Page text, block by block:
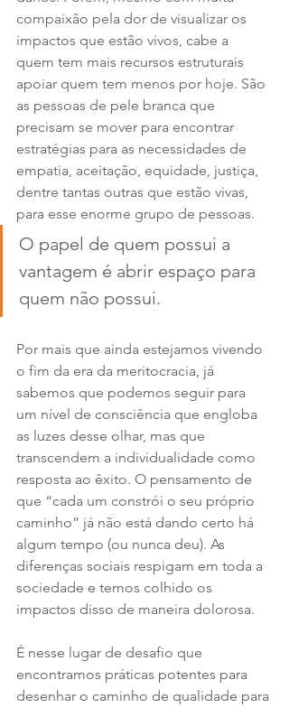
compaixão pela dor de visualizar os
impactos que estão vivos, cabe a
quem tem mais recursos estruturais
apoiar quem tem menos por hoje. São
as pessoas de pele branca que
precisam se mover para encontrar
estratégias para as necessidades de
empatia, aceitação, equidade, justiça,
dentre tantas outras que estão vivas,
para esse enorme grupo de pessoas.
O papel de quem possui a
vantagem é abrir espaço para
quem não possui.
Por mais que ainda estejamos vivendo
o fim da era da meritocracia, já
sabemos que podemos seguir para
um nível de consciência que engloba
as luzes desse olhar, mas que
transcendem a individualidade como
resposta ao êxito. O pensamento de
que “cada um constrói o seu próprio
caminho” já não está dando certo há
algum tempo (ou nunca deu). As
diferenças sociais respigam em toda a
sociedade e temos colhido os
impactos disso de maneira dolorosa.
É nesse lugar de desafio que
encontramos práticas potentes para
desenhar o caminho de qualidade para